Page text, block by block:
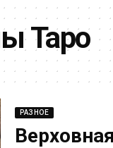
Таро
РАЗНОЕ